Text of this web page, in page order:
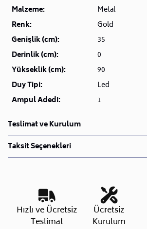
Malzeme:
Metal
Renk:
Gold
Genişlik (cm):
35
Derinlik (cm):
0
Yükseklik (cm):
90
Duy Tipi:
Led
Ampul Adedi:
1
Teslimat ve Kurulum
Teslimat ve Kurulum
• Siparişlerinizi aldıktan sonra en
Kargo süreçlerimizi güçlü lojistik
destekleyerek, teslimatı en hızlı şekilde
gerçekleştiriyoruz.
Siparişiniz hazırlandığında
Taksit Seçenekleri
Taksit Sayısı Aylık Tutar
Tek Çekim
1.449,50 TL
Hızlı ve Ücretsiz
Teslimat
Ücretsiz
Kurulum